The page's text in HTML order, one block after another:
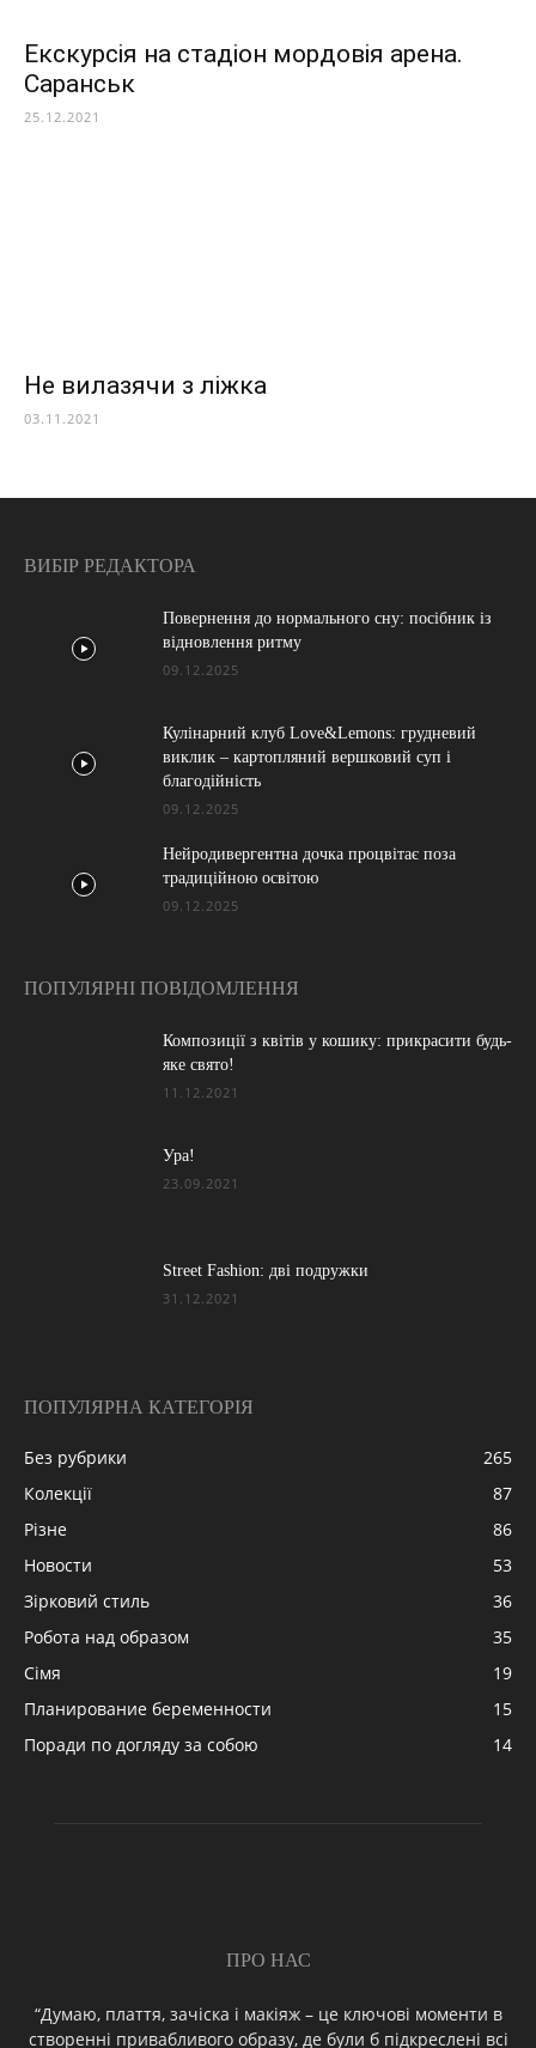
Екскурсія на стадіон мордовія арена.
Саранськ
25.12.2021
Не вилазячи з ліжка
03.11.2021
ВИБІР РЕДАКТОРА
Повернення до нормального сну: посібник із
відновлення ритму
09.12.2025
Кулінарний клуб Love&Lemons: грудневий
виклик – картопляний вершковий суп і
благодійність
09.12.2025
Нейродивергентна дочка процвітає поза
традиційною освітою
09.12.2025
ПОПУЛЯРНІ ПОВІДОМЛЕННЯ
Композиції з квітів у кошику: прикрасити будь-
яке свято!
11.12.2021
Ура!
23.09.2021
Street Fashion: дві подружки
31.12.2021
ПОПУЛЯРНА КАТЕГОРІЯ
Без рубрики
265
Колекції
87
Різне
86
Новости
53
Зірковий стиль
36
Робота над образом
35
Сімя
19
Планирование беременности
15
Поради по догляду за собою
14
ПРО НАС
“Думаю, плаття, зачіска і макіяж – це ключові моменти в
створенні привабливого образу, де були б підкреслені всі